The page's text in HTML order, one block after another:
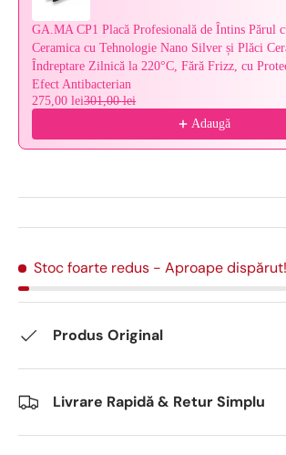
GA.MA CP1 Placă Profesională de Întins Părul
Ceramica cu Tehnologie Nano Silver și Plăci
Îndreptare Zilnică la 220°C, Fără Frizz, cu
Efect Antibacterian
275,00 lei301,00 lei
Adaugă
Stoc foarte redus - Aproape dispărut!
Produs Original
Livrare Rapidă & Retur Simplu